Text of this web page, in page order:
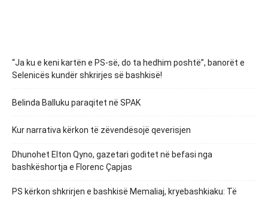
“Ja ku e keni kartën e PS-së, do ta hedhim poshtë”, banorët e
Selenicës kundër shkrirjes së bashkisë!
Belinda Balluku paraqitet në SPAK
Kur narrativa kërkon të zëvendësojë qeverisjen
Dhunohet Elton Qyno, gazetari goditet në befasi nga
bashkëshortja e Florenc Çapjas
PS kërkon shkrirjen e bashkisë Memaliaj, kryebashkiaku: Të